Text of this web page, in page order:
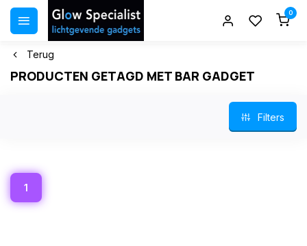
0
Terug
PRODUCTEN GETAGD MET BAR GADGET
Filters
1